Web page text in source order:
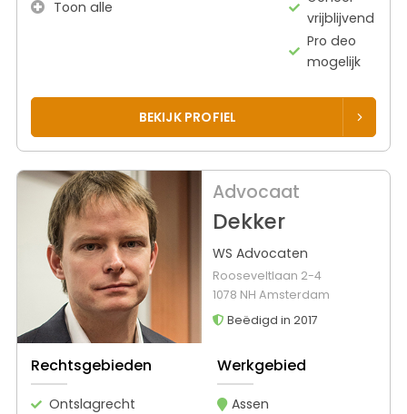
Toon alle
vrijblijvend
Pro deo
mogelijk
BEKIJK PROFIEL
Advocaat
Dekker
WS Advocaten
Rooseveltlaan 2-4
1078 NH Amsterdam
Beëdigd in 2017
Rechtsgebieden
Ontslagrecht
Werkgebied
Assen